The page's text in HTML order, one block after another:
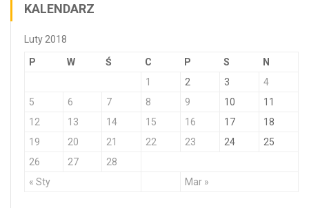
KALENDARZ
Luty 2018
P W Ś C P S N
« Sty Mar »
1 2 3
4
5
6 7 8 9 10
11
12
13 14 15 16 17
18
19
20 21 22 23 24
25
26
27 28